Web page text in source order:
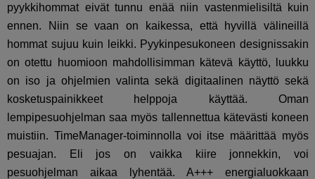
pyykkihommat eivät tunnu enää niin vastenmielisiltä kuin
ennen. Niin se vaan on kaikessa, että hyvillä välineillä
hommat sujuu kuin leikki. Pyykinpesukoneen designissakin
on otettu huomioon mahdollisimman kätevä käyttö, luukku
on iso ja ohjelmien valinta sekä digitaalinen näyttö sekä
kosketuspainikkeet helppoja käyttää. Oman
lempipesuohjelman saa myös tallennettua kätevästi koneen
muistiin. TimeManager-toiminnolla voi itse määrittää myös
pesuajan. Eli jos on vaikka kiire jonnekkin, voi
pesuohjelman aikaa lyhentää. A+++ energialuokkaan